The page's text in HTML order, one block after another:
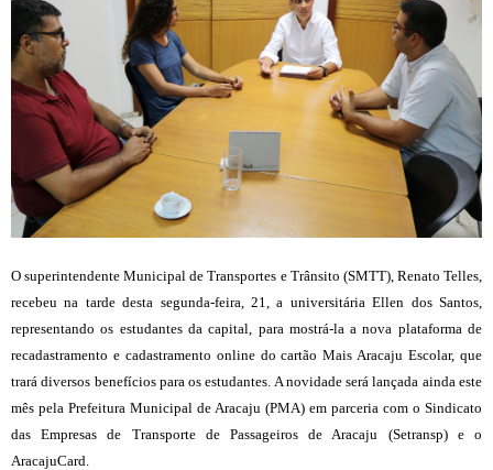
O superintendente Municipal de Transportes e Trânsito (SMTT), Renato Telles,
recebeu na tarde desta segunda-feira, 21, a universitária Ellen dos Santos,
representando os estudantes da capital, para mostrá-la a nova plataforma de
recadastramento e cadastramento online do cartão Mais Aracaju Escolar, que
trará diversos benefícios para os estudantes. A novidade será lançada ainda este
mês pela Prefeitura Municipal de Aracaju (PMA) em parceria com o Sindicato
das Empresas de Transporte de Passageiros de Aracaju (Setransp) e o
AracajuCard.